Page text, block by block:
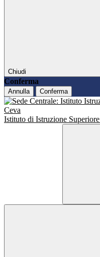
Chiudi
Conferma
Annulla Conferma
Istituto di Istruzione Superiore